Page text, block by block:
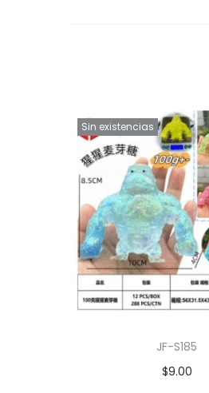
Sin existencias
JF-S185
$9.00